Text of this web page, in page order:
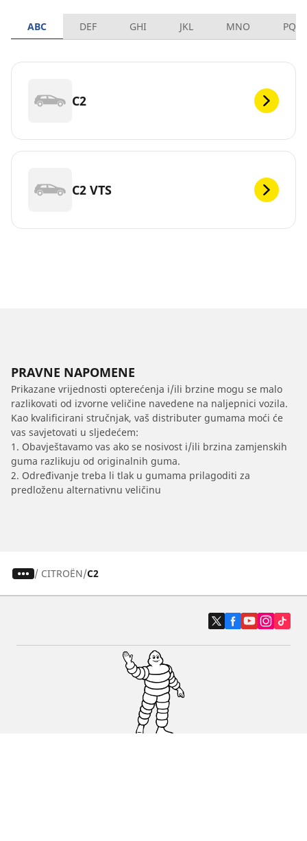
ABC DEF GHI JKL MNO PQRS
C2
C2 VTS
PRAVNE NAPOMENE
Prikazane vrijednosti opterećenja i/ili brzine mogu se malo
razlikovati od izvorne veličine navedene na naljepnici vozila.
Kao kvalificirani stručnjak, vaš distributer gumama moći će
vas savjetovati u sljedećem:
1. Obavještavamo vas ako se nosivost i/ili brzina zamjenskih
guma razlikuju od originalnih guma.
2. Određivanje treba li tlak u gumama prilagoditi za
predloženu alternativnu veličinu
/ CITROËN C2